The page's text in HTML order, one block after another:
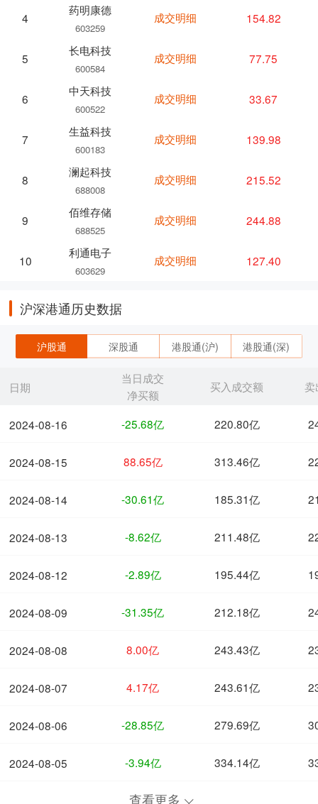
4
药明康德
603259
5
长电科技
600584
6
中天科技
600522
7
生益科技
600183
8
澜起科技
688008
9
佰维存储
688525
10
利通电子
603629
成交明细 154.82
成交明细 77.75
成交明细 33.67
成交明细 139.98
成交明细 215.52
成交明细 244.88
成交明细 127.40
沪深港通历史数据
沪股通 深股通 港股通(沪) 港股通(深)
日期
2024-08-16
2024-08-15
2024-08-14
2024-08-13
2024-08-12
2024-08-09
2024-08-08
2024-08-07
2024-08-06
2024-08-05
当日成交
净买额
买入成交额 卖
-25.68亿 220.80亿
88.65亿 313.46亿
-30.61亿 185.31亿
-8.62亿 211.48亿
-2.89亿 195.44亿
-31.35亿 212.18亿
8.00亿 243.43亿
4.17亿 243.61亿
-28.85亿 279.69亿
-3.94亿 334.14亿
查看更多